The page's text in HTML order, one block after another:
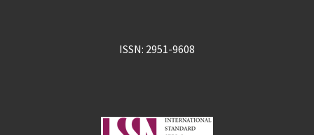
ISSN: 2951-9608